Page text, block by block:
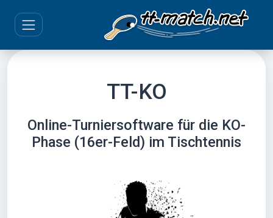
TT-KO
Online-Turniersoftware für die KO-
Phase (16er-Feld) im Tischtennis